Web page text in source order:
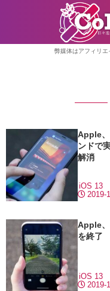
弊媒体はアフィリ
Apple
ンドで
解消
2019-
iOS 13
Apple、
を終了
2019-
iOS 13